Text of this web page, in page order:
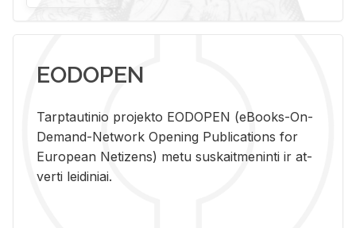
EODOPEN
Tarp­tau­ti­nio pro­jek­to EO­DO­PEN (eBo­oks-On-
De­mand-Ne­twork Ope­ning Pub­li­ca­tions for
Eu­ro­pe­an Ne­ti­zens) metu su­skait­me­nin­ti ir at­
ver­ti lei­di­niai.